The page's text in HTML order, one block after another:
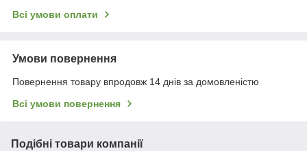
Всі умови оплати
Умови повернення
Повернення товару впродовж 14 днів за домовленістю
Всі умови повернення
Подібні товари компанії